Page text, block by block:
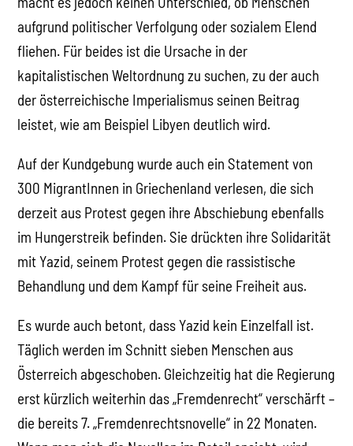
aufgrund politischer Verfolgung oder sozialem Elend
fliehen. Für beides ist die Ursache in der
kapitalistischen Weltordnung zu suchen, zu der auch
der österreichische Imperialismus seinen Beitrag
leistet, wie am Beispiel Libyen deutlich wird.
Auf der Kundgebung wurde auch ein Statement von
300 MigrantInnen in Griechenland verlesen, die sich
derzeit aus Protest gegen ihre Abschiebung ebenfalls
im Hungerstreik befinden. Sie drückten ihre Solidarität
mit Yazid, seinem Protest gegen die rassistische
Behandlung und dem Kampf für seine Freiheit aus.
Es wurde auch betont, dass Yazid kein Einzelfall ist.
Täglich werden im Schnitt sieben Menschen aus
Österreich abgeschoben. Gleichzeitig hat die Regierung
erst kürzlich weiterhin das „Fremdenrecht“ verschärft –
die bereits 7. „Fremdenrechtsnovelle“ in 22 Monaten.